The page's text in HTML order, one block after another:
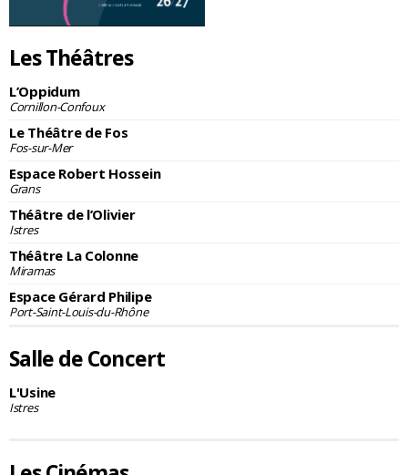
Les Théâtres
L’Oppidum
Cornillon-Confoux
Le Théâtre de Fos
Fos-sur-Mer
Espace Robert Hossein
Grans
Théâtre de l’Olivier
Istres
Théâtre La Colonne
Miramas
Espace Gérard Philipe
Port-Saint-Louis-du-Rhône
Salle de Concert
L'Usine
Istres